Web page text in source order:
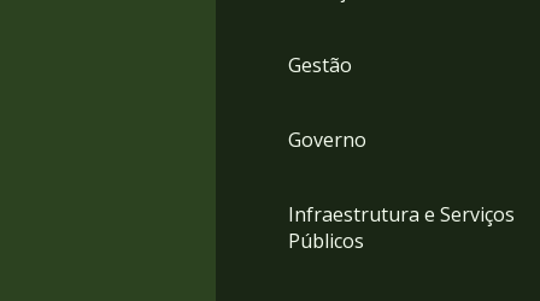
Gestão
Governo
Infraestrutura e Serviços
Públicos